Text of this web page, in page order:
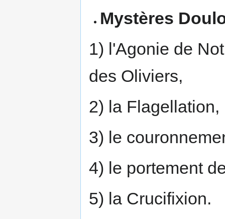
Mystères
1) l'Agonie de
des Oliviers,
2) la Flagellation,
3) le
4) le portement
5) la Crucifixion.